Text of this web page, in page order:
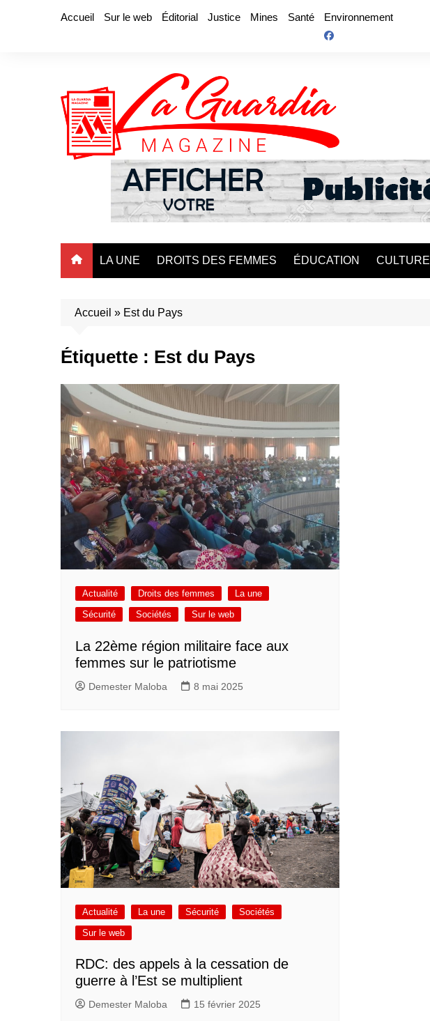
Accueil Sur le web Éditorial Justice Mines Santé Environnement
LA UNE DROITS DES FEMMES ÉDUCATION CULTURE
Accueil » Est du Pays
Étiquette : Est du Pays
Actualité Droits des femmes
La une
Sécurité
Sociétés Sur le web
La 22ème région militaire face aux
femmes sur le patriotisme
Demester Maloba 8 mai 2025
Actualité La une Sécurité
Sociétés
Sur le web
RDC: des appels à la cessation de
guerre à l’Est se multiplient
Demester Maloba 15 février 2025